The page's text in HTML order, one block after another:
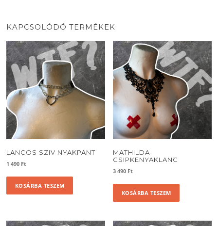
KAPCSOLÓDÓ TERMÉKEK
LANCOS SZIV NYAKPANT
1 490 Ft
KOSÁRBA TESZEM
MATHILDA
CSIPKENYAKLANC
3 490 Ft
KOSÁRBA TESZEM